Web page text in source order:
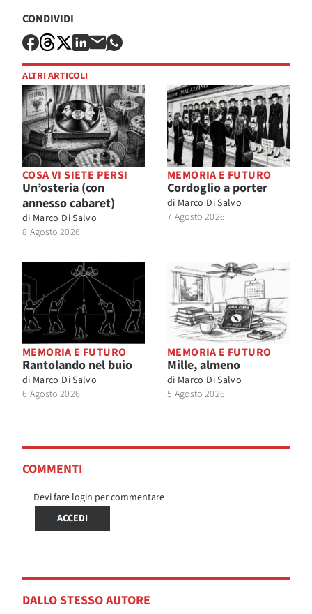
CONDIVIDI
ALTRI ARTICOLI
COSA VI SIETE PERSI
Un’osteria (con
annesso cabaret)
di Marco Di Salvo
8 Agosto 2026
MEMORIA E FUTURO
Cordoglio a porter
di Marco Di Salvo
7 Agosto 2026
MEMORIA E FUTURO
Rantolando nel buio
di Marco Di Salvo
6 Agosto 2026
MEMORIA E FUTURO
Mille, almeno
di Marco Di Salvo
5 Agosto 2026
COMMENTI
Devi fare login per commentare
ACCEDI
DALLO STESSO AUTORE